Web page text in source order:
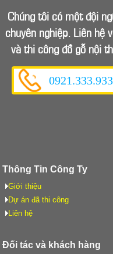
Bình Dương
của gia chủ
hiện đại là rất
Tủ bếp gỗ
Tủ bếp gỗ
được ưa
mà nó mang
thì tủ bếp
nhiều người.
Chúng tôi có một đội
chuyên nghiệp. Liên hệ
và thi công đồ gỗ nội
0921.333.933
Thông Tin Công Ty
Giới thiệu
Dự án đã thi công
Liên hệ
Đối tác và khách hàng